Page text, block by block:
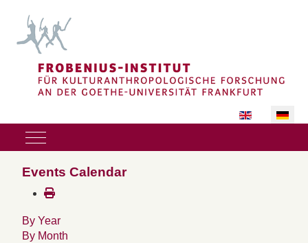
Sprache
Mobile Menu Toggle
Events Calendar
By Year
By Month